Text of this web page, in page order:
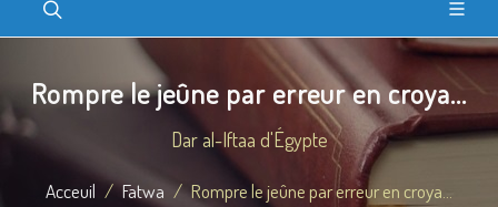
Rompre le jeûne par erreur en croya...
Dar al-Iftaa d'Égypte
Acceuil Fatwa Rompre le jeûne par erreur en croya...